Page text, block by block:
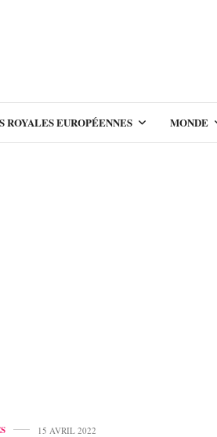
ROYALES EUROPÉENNES MONDE
15 AVRIL 2022